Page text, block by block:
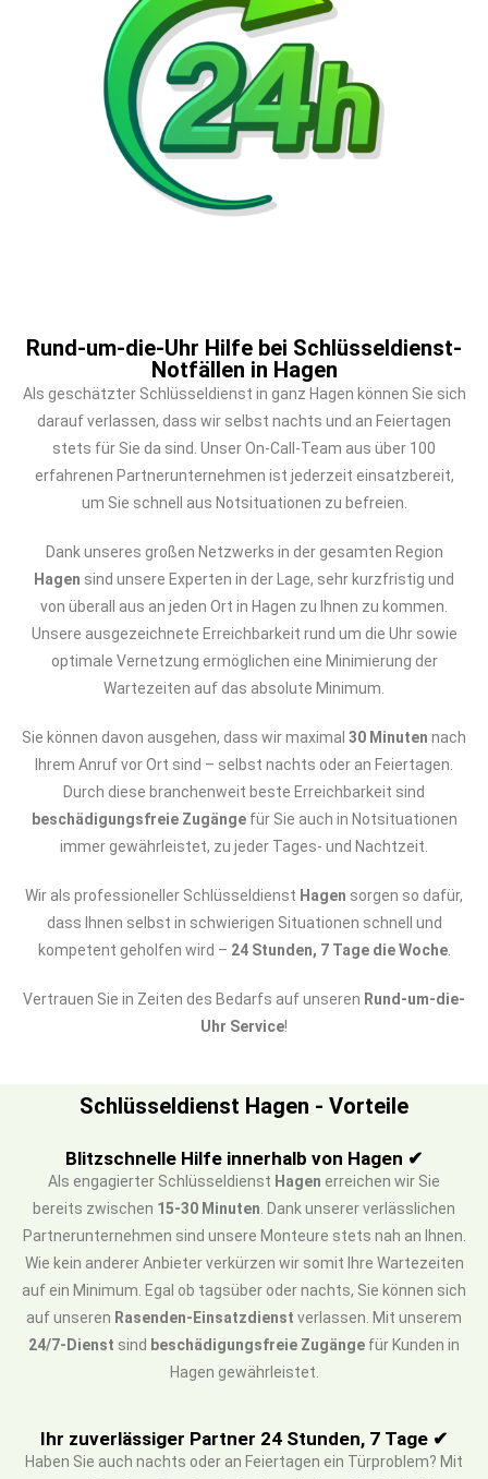
Rund-um-die-Uhr Hilfe bei Schlüsseldienst-
Notfällen in Hagen
Als geschätzter Schlüsseldienst in ganz Hagen können Sie sich
darauf verlassen, dass wir selbst nachts und an Feiertagen
stets für Sie da sind. Unser On-Call-Team aus über 100
erfahrenen Partnerunternehmen ist jederzeit einsatzbereit,
um Sie schnell aus Notsituationen zu befreien.
Dank unseres großen Netzwerks in der gesamten Region
Hagen sind unsere Experten in der Lage, sehr kurzfristig und
von überall aus an jeden Ort in Hagen zu Ihnen zu kommen.
Unsere ausgezeichnete Erreichbarkeit rund um die Uhr sowie
optimale Vernetzung ermöglichen eine Minimierung der
Wartezeiten auf das absolute Minimum.
Sie können davon ausgehen, dass wir maximal 30 Minuten nach
Ihrem Anruf vor Ort sind – selbst nachts oder an Feiertagen.
Durch diese branchenweit beste Erreichbarkeit sind
beschädigungsfreie Zugängefür Sie auch in Notsituationen
immer gewährleistet, zu jeder Tages- und Nachtzeit.
Wir als professioneller Schlüsseldienst Hagen sorgen so dafür,
dass Ihnen selbst in schwierigen Situationen schnell und
kompetent geholfen wird – 24 Stunden, 7 Tage die Woche.
Vertrauen Sie in Zeiten des Bedarfs auf unseren Rund-um-die-
Uhr Service!
Schlüsseldienst Hagen - Vorteile
Blitzschnelle Hilfe innerhalb von Hagen ✔
Als engagierter Schlüsseldienst Hagen erreichen wir Sie
bereits zwischen 15-30 Minuten . Dank unserer verlässlichen
Partnerunternehmen sind unsere Monteure stets nah an Ihnen.
Wie kein anderer Anbieter verkürzen wir somit Ihre Wartezeiten
auf ein Minimum. Egal ob tagsüber oder nachts, Sie können sich
auf unseren Rasenden-Einsatzdienst verlassen. Mit unserem
24/7-Dienst sind beschädigungsfreie Zugänge für Kunden in
Hagen gewährleistet.
Ihr zuverlässiger Partner 24 Stunden, 7 Tage ✔
Haben Sie auch nachts oder an Feiertagen ein Türproblem? Mit